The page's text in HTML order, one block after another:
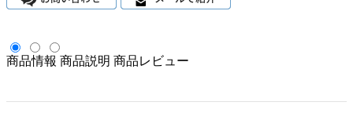
商品情報 商品説明 商品レビュー